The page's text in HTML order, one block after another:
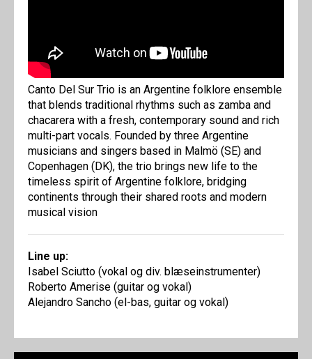
Canto Del Sur Trio is an Argentine folklore ensemble
that blends traditional rhythms such as zamba and
chacarera with a fresh, contemporary sound and rich
multi-part vocals. Founded by three Argentine
musicians and singers based in Malmö (SE) and
Copenhagen (DK), the trio brings new life to the
timeless spirit of Argentine folklore, bridging
continents through their shared roots and modern
musical vision
Line up:
Isabel Sciutto (vokal og div. blæseinstrumenter)
Roberto Amerise (guitar og vokal)
Alejandro Sancho (el-bas, guitar og vokal)